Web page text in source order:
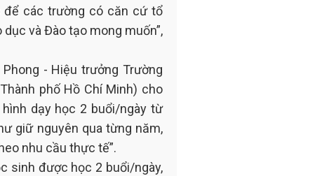
để các trường có căn cứ tổ
và Đào tạo mong muốn”,
- Hiệu trưởng Trường
phố Hồ Chí Minh) cho
dạy học 2 buổi/ngày từ
giữ nguyên qua từng năm,
nhu cầu thực tế”.
sinh được học 2 buổi/ngày,